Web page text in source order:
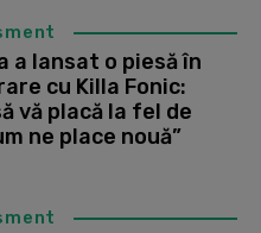
a lansat o piesă în
cu Killa Fonic:
vă placă la fel de
ne place nouă”